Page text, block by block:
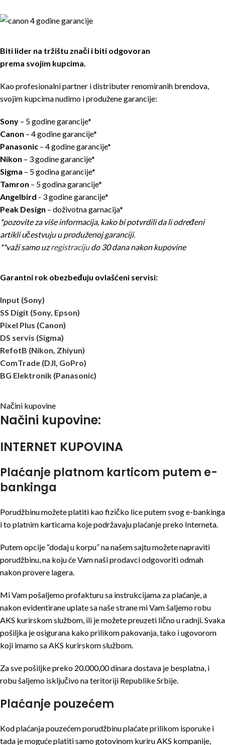
Biti lider na tržištu znači i biti odgovoran
prema svojim kupcima.
Kao profesionalni partner i distributer renomiranih brendova,
svojim kupcima nudimo i produžene garancije:
Sony – 5 godine garancije*
Canon – 4 godine garancije*
Panasonic – 4 godine garancije*
Nikon – 3 godine garancije*
Sigma – 5 godina garancije*
Tamron – 5 godina garancije*
Angelbird - 3 godine garancije*
Peak Design – doživotna garnacija*
*pozovite za više informacija, kako bi potvrdili da li određeni
artikli učestvuju u produženoj garanciji.
**važi samo uzregistracijudo 30 dana nakon kupovine
Garantni rok obezbeđuju ovlašćeni servisi:
Input (Sony)
SS Digit (Sony, Epson)
Pixel Plus (Canon)
DS servis (Sigma)
RefotB (Nikon, Zhiyun)
ComTrade (DJI, GoPro)
BG Elektronik (Panasonic)
Načini kupovine
Načini kupovine:
INTERNET KUPOVINA
Plaćanje platnom karticom putem e-
bankinga
Porudžbinu možete platiti kao fizičko lice putem svog e-bankinga
i to platnim karticama koje podržavaju plaćanje preko Interneta.
Putem opcije “dodaj u korpu” na našem sajtu možete napraviti
porudžbinu, na koju će Vam naši prodavci odgovoriti odmah
nakon provere lagera.
Mi Vam pošaljemo profakturu sa instrukcijama za plaćanje, a
nakon evidentirane uplate sa naše strane mi Vam šaljemo robu
AKS kurirskom službom, ili je možete preuzeti lično u radnji. Svaka
pošiljka je osigurana kako prilikom pakovanja, tako i ugovorom
koji imamo sa AKS kurirskom službom.
Za sve pošiljke preko 20.000,00 dinara dostava je besplatna, i
robu šaljemo isključivo na teritoriji Republike Srbije.
Plaćanje pouzećem
Kod plaćanja pouzećem porudžbinu plaćate prilikom isporuke i
tada je moguće platiti samo gotovinom kuriru AKS kompanije,